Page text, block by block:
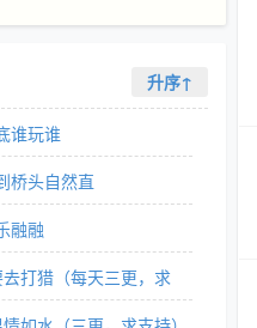
升序↑
谁玩谁
桥头自然直
融融
打猎（每天三更，求